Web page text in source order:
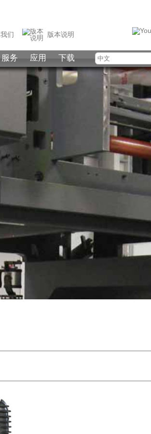
们 版本说明
中文
服务 应用 下载